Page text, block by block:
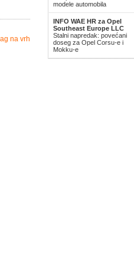
na vrh
modele automobila
INFO WAE HR za Opel
Southeast Europe LLC
Stalni napredak: povećani
doseg za Opel Corsu-e i
Mokku-e